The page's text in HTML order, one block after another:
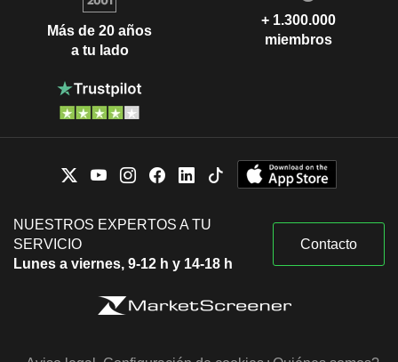
Más de 20 años
a tu lado
+ 1.300.000
miembros
NUESTROS EXPERTOS A TU
SERVICIO
Lunes a viernes, 9-12 h y 14-18 h
Contacto